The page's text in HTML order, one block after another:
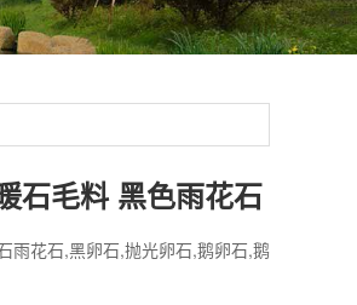
石毛料 黑色雨花石
雨花石,黑卵石,抛光卵石,鹅卵石,鹅